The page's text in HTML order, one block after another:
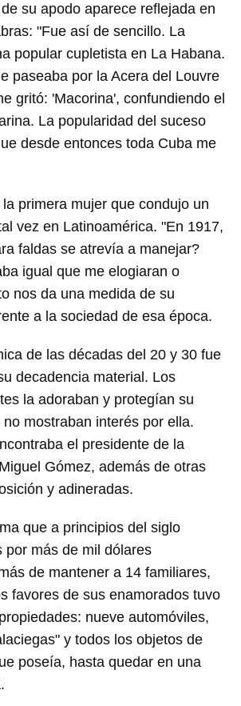
su apodo aparece reflejada en
"Fue así de sencillo. La
popular cupletista en La Habana.
paseaba por la Acera del Louvre
gritó: 'Macorina', confundiendo el
La popularidad del suceso
desde entonces toda Cuba me
primera mujer que condujo un
vez en Latinoamérica. "En 1917,
faldas se atrevía a manejar?
igual que me elogiaran o
nos da una medida de su
a la sociedad de esa época.
de las décadas del 20 y 30 fue
decadencia material. Los
la adoraban y protegían su
mostraban interés por ella.
el presidente de la
Gómez, además de otras
y adineradas.
que a principios del siglo
por más de mil dólares
de mantener a 14 familiares,
favores de sus enamorados tuvo
nueve automóviles,
y todos los objetos de
poseía, hasta quedar en una